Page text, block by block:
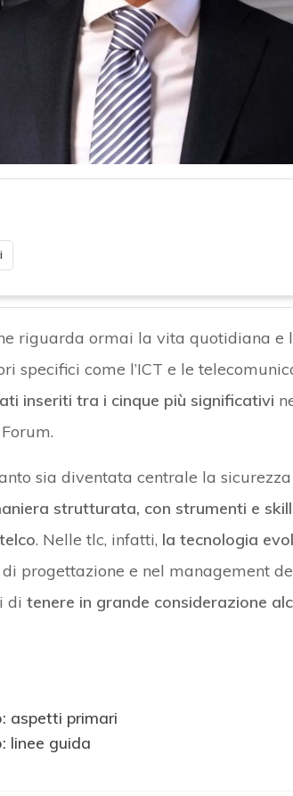
riguarda ormai la vita quotidiana e
specifici come l’ICT e le
inseriti tra i cinque più significativi
sia diventata centrale la sicurezza
strutturata, con strumenti e skill
. Nelle tlc, infatti, la tecnologia
progettazione e nel management
di tenere in grande considerazione
aspetti primari
linee guida